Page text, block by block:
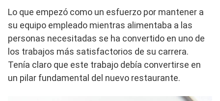
Lo que empezó como un esfuerzo por mantener a
su equipo empleado mientras alimentaba a las
personas necesitadas se ha convertido en uno de
los trabajos más satisfactorios de su carrera.
Tenía claro que este trabajo debía convertirse en
un pilar fundamental del nuevo restaurante.